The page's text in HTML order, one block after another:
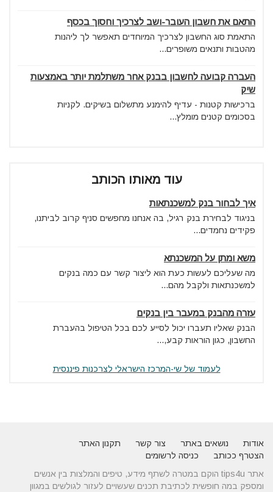
התאם את חשבון העובר-ושב לצרכיך וחסוך בכסף
התאמת סוג החשבון לצרכיך המיוחדים תאפשר לך ליהנות
מהטבות ותנאים משופרים...
העברה קבועה לחשבון בבנק אחר משתלמת יותר באמצעות
שיק
ברכישות קטנות - עדיף להימנע מתשלום בשיקים. לקניות
בסכומים קטנים מומלץ...
עוד מאותו הכותב
איך לבחור בנק למשכנתאות
בניגוד לבחירת בנק רגיל, בה אנחנו מחפשים סניף קרוב לביתנו,
פקידים נחמדים...
משא ומתן על המשכנתא
מה שעליכם לעשות כעת הוא ליצור קשר עם כמה בנקים
למשכנתאות ולקבל מהם...
עזרה מהבנק במעבר בין בנקים
הבנק שאליו תעברו יכול לסייע לכם בכל הטיפול בהעברת
החשבון, כגון הוראות קבע,...
לעמוד של שי-המרכז הישראלי לצרכנות פיננסית
אודות נושאים באתר צור קשר
תקנון האתר
הצטרף ככותב
כניסה לרשומים
אתר tips4u הוקם במטרה לשתף מידע, טיפים והמלצות בין אנשים
ומספק במה חופשית לכתיבת תכנים שעשויים לעזור לגולשים במגוון